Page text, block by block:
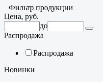
Фильтр продукции
Цена, руб.
до
Распродажа
Распродажа
Новинки